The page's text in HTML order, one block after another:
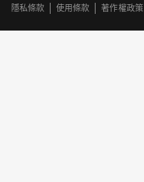
隱私條款
使用條款 著作權政策